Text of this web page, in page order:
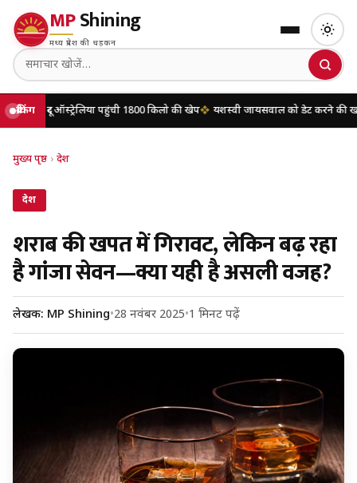
MPShining
मध्य प्रदेश की धड़कन
ब्रेकिंग पहुंची 1800 किलो की खेप यशस्वी जायसवाल को डेट करने की खबरों पर
मुख्य पृष्ठ › देश
देश
शराब की खपत में गिरावट, लेकिन बढ़ रहा
है गांजा सेवन—क्या यही है असली वजह?
लेखक: MP Shining•28 नवंबर 2025•1 मिनट पढ़ें